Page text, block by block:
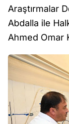
Araştırmalar
Abdalla ile
Ahmed Omar